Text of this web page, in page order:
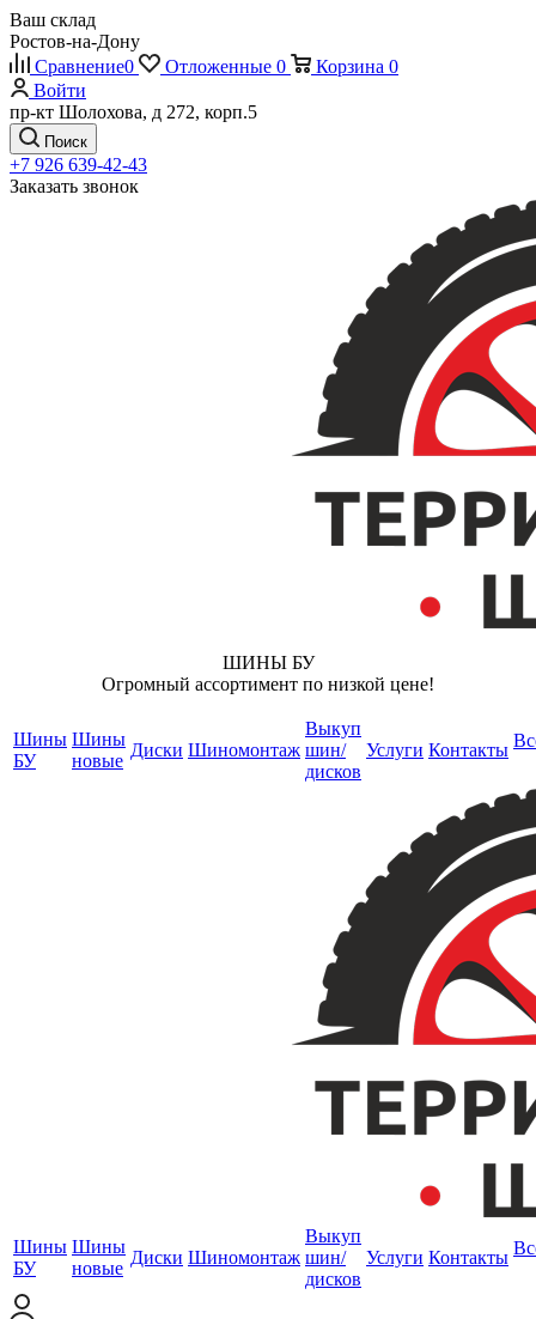
Ваш склад
Ростов-на-Дону
Сравнение0 Отложенные 0 Корзина 0
Войти
пр-кт Шолохова, д 272, корп.5
Поиск
+7 926 639-42-43
Заказать звонок
ШИНЫ БУ
Огромный ассортимент по низкой цене!
Шины
БУ
Шины
новые
Диски Шиномонтаж
Выкуп
шин/
дисков
Услуги Контакты
Шины
БУ
Шины
новые
Диски Шиномонтаж
Выкуп
шин/
дисков
Услуги Контакты